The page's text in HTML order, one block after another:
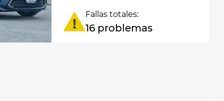
Fallas totales:
16 problemas